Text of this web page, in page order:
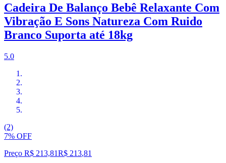
Cadeira De Balanço Bebê Relaxante Com
Vibração E Sons Natureza Com Ruido
Branco Suporta até 18kg
5.0
(2)
7% OFF
Preço R$ 213,81R$ 213,81